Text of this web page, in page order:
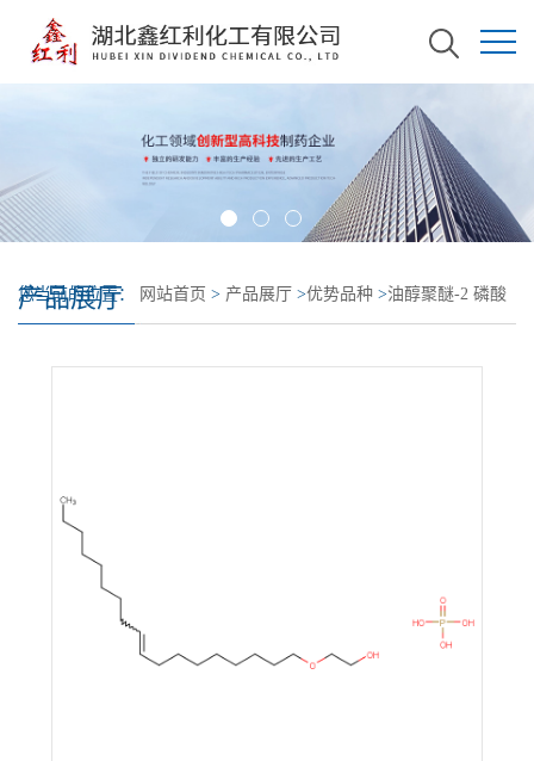
产品展厅
您当前的位置： 网站首页 > 产品展厅 >优势品种 >油醇聚醚-2 磷酸